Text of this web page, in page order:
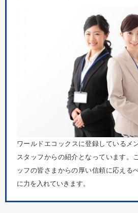
ワールドエコックスに登録しているメ
スタッフからの紹介となっています。
ッフの皆さまからの厚い信頼に応える
に力を入れていきます。